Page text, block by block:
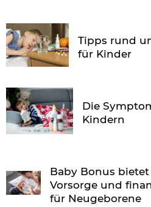
Tipps rund
für Kinder
Die
Kindern
Baby Bonus
Vorsorge und
für Neugeborene